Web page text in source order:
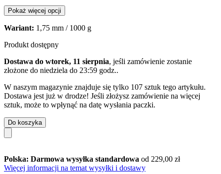
Pokaż więcej opcji
Wariant: 1,75 mm / 1000 g
Produkt dostępny
Dostawa do wtorek, 11 sierpnia, jeśli zamówienie zostanie
złożone do niedziela do 23:59 godz..
W naszym magazynie znajduje się tylko 107 sztuk tego artykułu.
Dostawa jest już w drodze! Jeśli złożysz zamówienie na więcej
sztuk, może to wpłynąć na datę wysłania paczki.
Do koszyka
Polska: Darmowa wysyłka standardowa od 229,00 zł
Więcej informacji na temat wysyłki i dostawy